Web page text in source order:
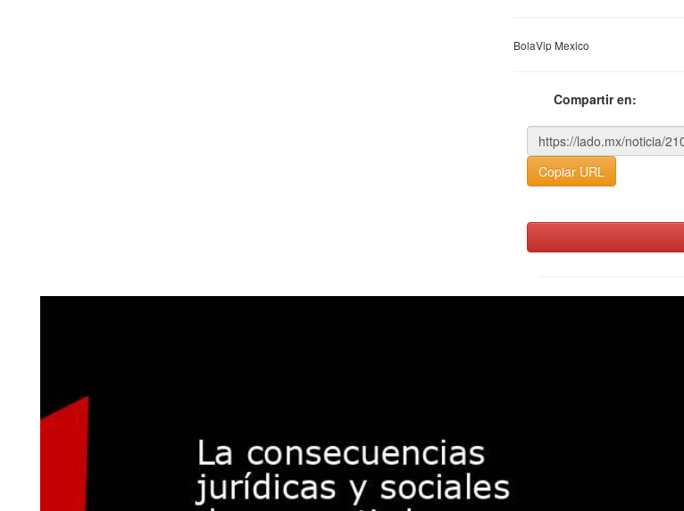
BolaVip Mexico
Compartir en:
Copiar URL